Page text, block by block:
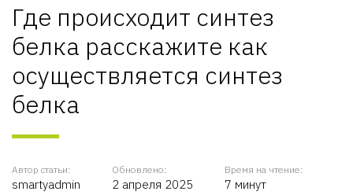
Где происходит синтез
белка расскажите как
осуществляется синтез
белка
Автор статьи:
smartyadmin
Обновлено:
2 апреля 2025
Время на чтение:
7 минут